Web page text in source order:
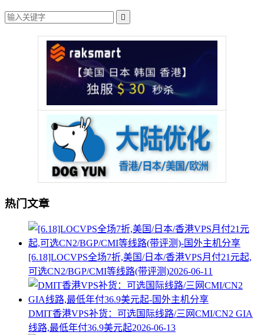

热门文章
[6.18]LOCVPS全场7折,美国/日本/香港VPS月付21元起,
可选CN2/BGP/CMI等线路(带评测)2026-06-11
DMIT香港VPS补货：可选国际线路/三网CMI/CN2 GIA
线路,最低年付36.9美元起2026-06-13